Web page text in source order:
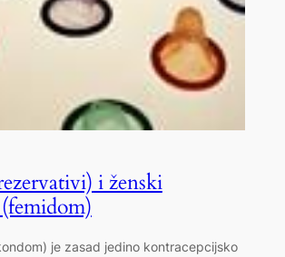
i ženski
je zasad jedino kontracepcijsko